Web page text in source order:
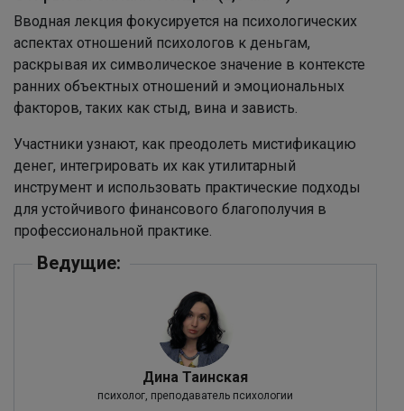
Вводная лекция фокусируется на психологических
аспектах отношений психологов к деньгам,
раскрывая их символическое значение в контексте
ранних объектных отношений и эмоциональных
факторов, таких как стыд, вина и зависть.
Участники узнают, как преодолеть мистификацию
денег, интегрировать их как утилитарный
инструмент и использовать практические подходы
для устойчивого финансового благополучия в
профессиональной практике.
Ведущие:
Дина Таинская
психолог, преподаватель психологии